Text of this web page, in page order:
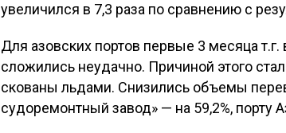
увеличился в 7,3 раза по сравнению с
Для азовских портов первые 3 месяца т.г.
сложились неудачно. Причиной этого
скованы льдами. Снизились объемы
судоремонтный завод» — на 59,2%, порту